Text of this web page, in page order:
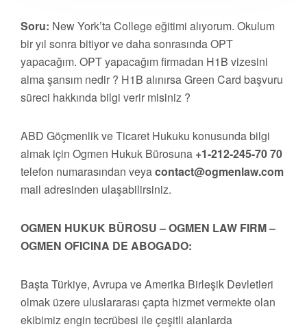
Soru: New York’ta College eğitimi alıyorum. Okulum
bir yıl sonra bitiyor ve daha sonrasında OPT
yapacağım. OPT yapacağım firmadan H1B vizesini
alma şansım nedir ? H1B alınırsa Green Card başvuru
süreci hakkında bilgi verir misiniz ?
ABD Göçmenlik ve Ticaret Hukuku konusunda bilgi
almak için Ogmen Hukuk Bürosuna +1-212-245-70 70
telefon numarasından veyacontact@ogmenlaw.com
mail adresinden ulaşabilirsiniz.
OGMEN HUKUK BÜROSU – OGMEN LAW FIRM –
OGMEN OFICINA DE ABOGADO:
Başta Türkiye, Avrupa ve Amerika Birleşik Devletleri
olmak üzere uluslararası çapta hizmet vermekte olan
ekibimiz engin tecrübesi ile çeşitli alanlarda